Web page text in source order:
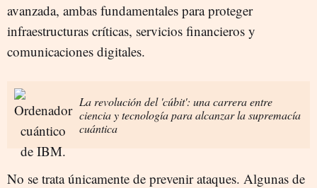
avanzada, ambas fundamentales para proteger
infraestructuras críticas, servicios financieros y
comunicaciones digitales.
La revolución del 'cúbit': una carrera entre
ciencia y tecnología para alcanzar la supremacía
cuántica
No se trata únicamente de prevenir ataques. Algunas de